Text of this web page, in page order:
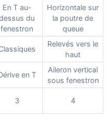
En T au-
du
fenestron
Horizontale sur
la poutre de
queue
Relevés vers le
haut
en T
Aileron vertical
sous fenestron
3 4